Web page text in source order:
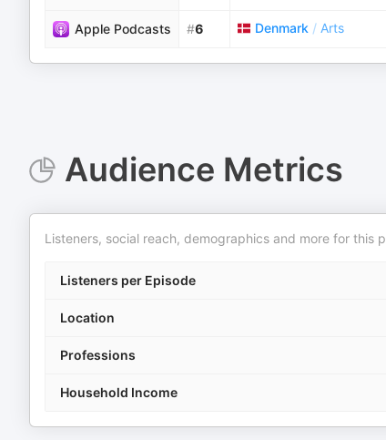
Apple Podcasts #6 Denmark / Arts
Audience Metrics
Listeners, social reach, demographics and more for this
Listeners per Episode
Location
Professions
Household Income